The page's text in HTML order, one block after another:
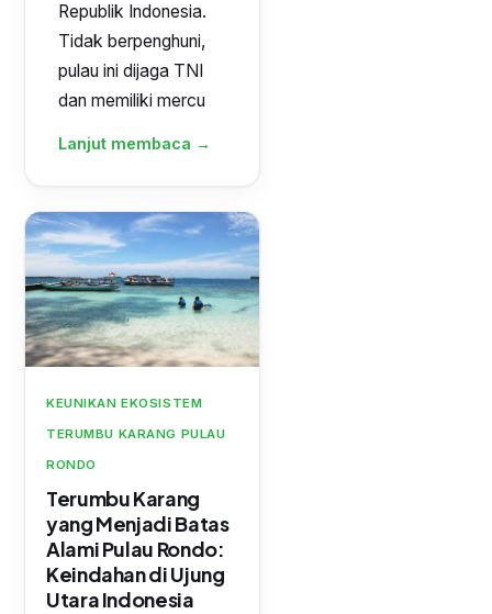
Republik Indonesia.
Tidak berpenghuni,
pulau ini dijaga TNI
dan memiliki mercu
Lanjut membaca →
KEUNIKAN EKOSISTEM
TERUMBU KARANG PULAU
RONDO
Terumbu Karang
yang Menjadi Batas
Alami Pulau Rondo:
Keindahan di Ujung
Utara Indonesia